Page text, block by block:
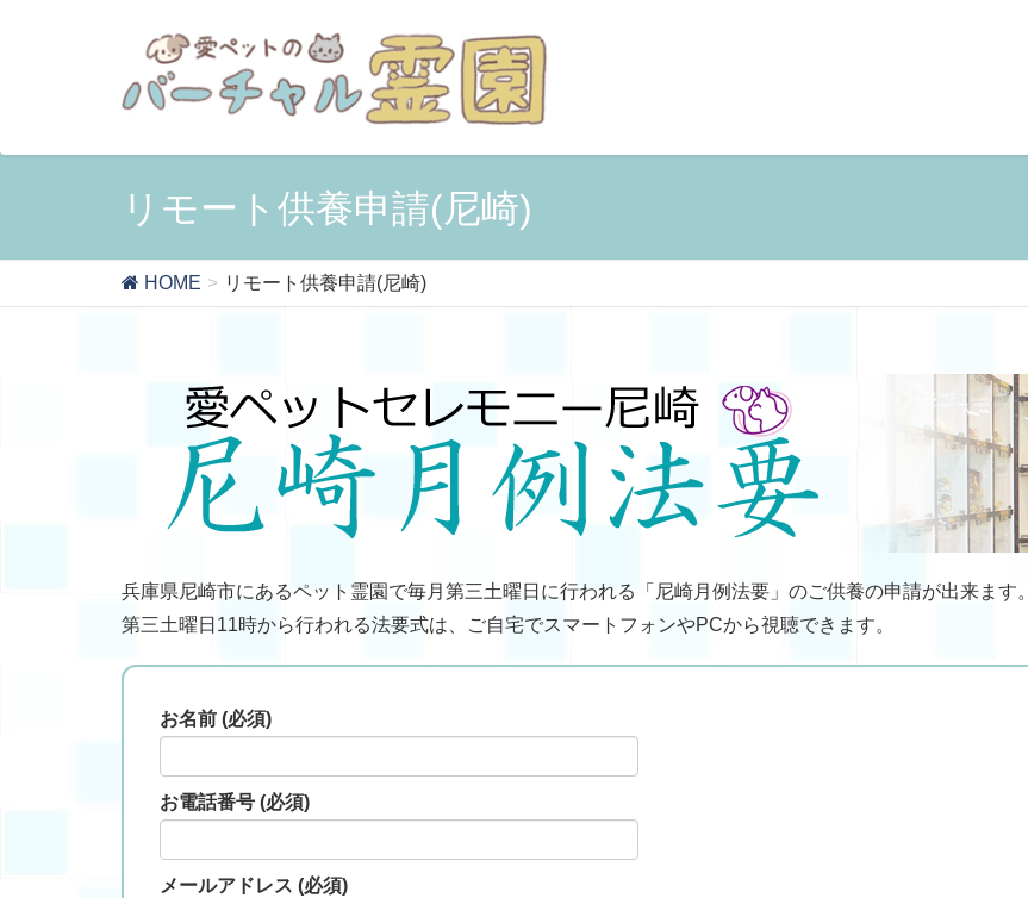
リモート供養申請(尼崎)
HOME リモート供養申請(尼崎)
兵庫県尼崎市にあるペット霊園で毎月第三土曜日に行われる「尼崎月例法要」のご供養の申請が出来ます。
第三土曜日11時から行われる法要式は、ご自宅でスマートフォンやPCから視聴できます。
お名前 (必須)
お電話番号 (必須)
メールアドレス (必須)